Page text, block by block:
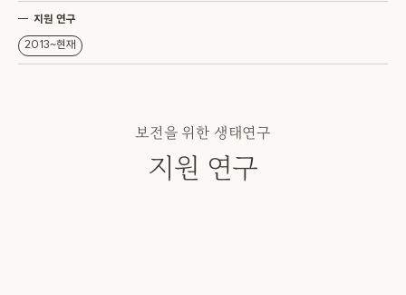
지원 연구
2013~현재
보전을 위한 생태연구
지원 연구